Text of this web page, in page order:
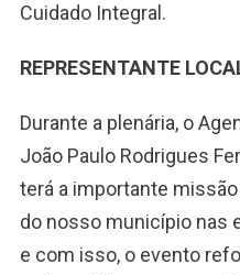
Cuidado Integral.
REPRESENTANTE
Durante a plenária, o
João Paulo Rodrigues
terá a importante
do nosso município nas
e com isso, o evento